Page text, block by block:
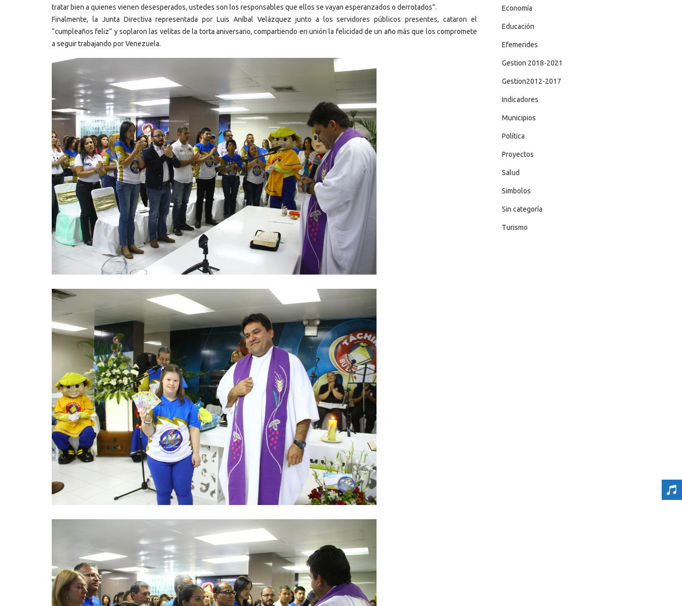
tratar bien a quienes vienen desesperados, ustedes son los responsables que ellos se vayan esperanzados o derrotados”.
Finalmente, la Junta Directiva representada por Luis Aníbal Velázquez junto a los servidores públicos presentes, cataron el
“cumpleaños feliz” y soplaron las velitas de la torta aniversario, compartiendo en unión la felicidad de un año más que los compromete
a seguir trabajando por Venezuela.
Economía
Educación
Efemerides
Gestion 2018-2021
Gestion2012-2017
Indicadores
Municipios
Política
Proyectos
Salud
Simbolos
Sin categoría
Turismo